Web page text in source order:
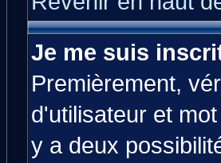
Je me suis
Premièrement,
d'utilisateur et
y a deux